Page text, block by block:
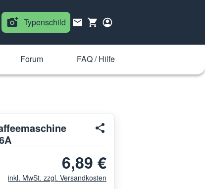
Typenschild
Forum FAQ / Hilfe
6,89 €
inkl. MwSt. zzgl. Versandkosten